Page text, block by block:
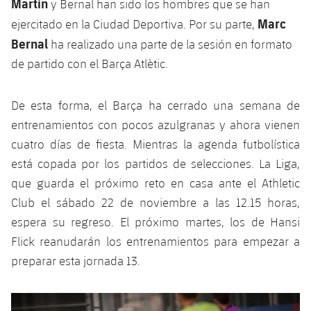
Servicios Médicos
Accesibilidad
Acreditaciones
Instalaciones
SUB8 B
Fotos
Historia
Fotos
Infantil A
Infantil B
Entradas
Resultados
Jugadors
Fotos
Palmarés
Historia
Calendario
Resultados
Jugadores
Clasificaciones
plusicon
más
Juvenil
Cadete
Infantil
Alevín
Primer equipo
plusicon
más
Actualidad
Calendario
Resultados
Barça Atlètic
plusicon
más
Actualidad
Calendario
Resultados
Base
plusicon
más
Actualidad
Barça C
Junior
Campus Verano
PLUSICON
Información general
plusicon
más
y Bernal han sido los hombres que se han
ejercitado en la Ciudad Deportiva. Por su parte, Marc
Bernal ha realizado una parte de la sesión en formato
de partido con el Barça Atlètic.
De esta forma, el Barça ha cerrado una semana de
entrenamientos con pocos azulgranas y ahora vienen
cuatro días de fiesta. Mientras la agenda futbolística
está copada por los partidos de selecciones. La Liga,
que guarda el próximo reto en casa ante el Athletic
Club el sábado 22 de noviembre a las 12.15 horas,
espera su regreso. El próximo martes, los de Hansi
Flick reanudarán los entrenamientos para empezar a
preparar esta jornada 13.
label.aria.chevronleft